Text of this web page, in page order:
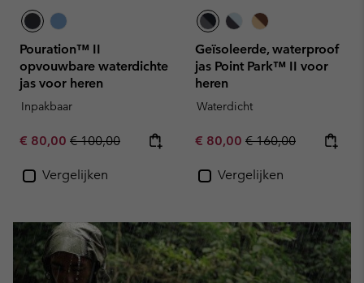
Pouration™ II
opvouwbare waterdichte
jas voor heren
Inpakbaar
Sale price:
€ 80,00 Regular price:
€ 100,00
Vergelijken
Geïsoleerde, waterproof
jas Point Park™ II voor
heren
Waterdicht
Sale price:
€ 80,00 Regular price:
€ 160,00
Vergelijken